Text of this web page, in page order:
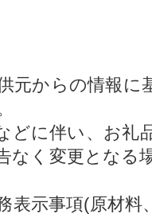
元からの情報に
どに伴い、お礼
なく変更となる
表示事項(原材料